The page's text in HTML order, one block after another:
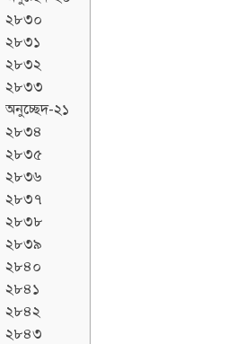
২৮৩০
২৮৩১
২৮৩২
২৮৩৩
অনুচ্ছেদ-২১
২৮৩৪
২৮৩৫
২৮৩৬
২৮৩৭
২৮৩৮
২৮৩৯
২৮৪০
২৮৪১
২৮৪২
২৮৪৩